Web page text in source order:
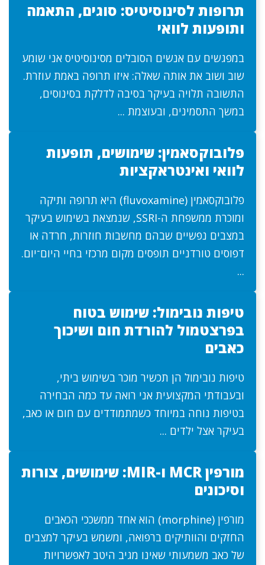
תרופות לסינוסיטיס: סוגים, התאמה
ותופעות לוואי
במפגשים עם אנשים הסובלים מסינוסיטיס אני שומע
שוב ושוב את אותה שאלה: איזו תרופה באמת עוזרת.
התשובה תלויה בעיקר בסיבה לדלקת בסינוסים,
במשך התסמינים, ובעוצמת ...
פלובוקסאמין: שימושים, תופעות
לוואי ואינטראקציות
פלובוקסאמין (fluvoxamine) היא תרופה ותיקה
ומוכרת ממשפחת ה-SSRI, שנמצאת בשימוש בעיקר
במצבים נפשיים שבהם מחשבות חוזרות, חרדה או
דפוסים טורדניים תופסים מקום מרכזי בחיי היום־יום.
...
טיפות נובימול: שימוש בטוח
בפרצטמול להורדת חום ושיכוך
כאבים
טיפות נובימול הן תכשיר מוכר בשימוש ביתי,
ובעבודתי המקצועית אני רואה עד כמה הבחירה
בטיפות נוחה במיוחד כשמתמודדים עם חום או כאב,
בעיקר אצל ילדים ...
מורפין MCR ו-MIR: שימושים, צורות
וסיכונים
מורפין (morphine) הוא אחד ממשככי הכאבים
החזקים והוותיקים ברפואה, ומשמש בעיקר למצבים
של כאב משמעותי שאינו מגיב היטב לאפשרויות